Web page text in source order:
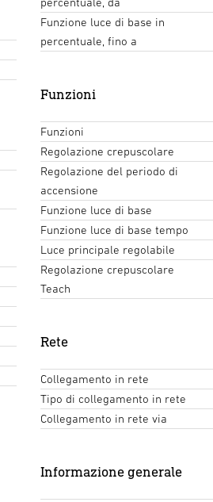
Funzione luce di base in
percentuale, fino a
Funzioni
Funzioni
Regolazione crepuscolare
Regolazione del periodo di
accensione
Funzione luce di base
Funzione luce di base tempo
Luce principale regolabile
Regolazione crepuscolare
Teach
Rete
Collegamento in rete
Tipo di collegamento in rete
Collegamento in rete via
Informazione generale